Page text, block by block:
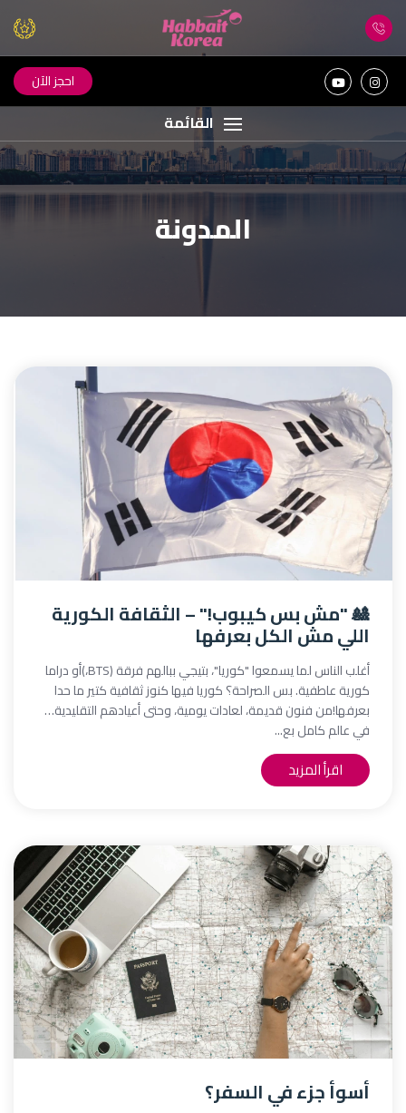
احجز الآن
القائمة
المدونة
🎎 "مش بس كيبوب!" – الثقافة الكورية
اللي مش الكل بعرفها
أغلب الناس لما يسمعوا "كوريا"، بتيجي ببالهم فرقة (BTS،)أو دراما
كورية عاطفية. بس الصراحة؟ كوريا فيها كنوز ثقافية كتير ما حدا
بعرفها!من فنون قديمة، لعادات يومية، وحتى أعيادهم التقليدية…
في عالم كامل بع...
اقرأ المزيد
أسوأ جزء في السفر؟